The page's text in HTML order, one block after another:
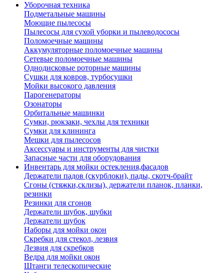
Уборочная техника
Подметальные машины
Моющие пылесосы
Пылесосы для сухой уборки и пылеводососы
Поломоечные машины
Аккумуляторные поломоечные машины
Сетевые поломоечные машины
Однодисковые роторные машины
Сушки для ковров, турбосушки
Мойки высокого давления
Парогенераторы
Озонаторы
Орбитальные машинки
Сумки, рюкзаки, чехлы для техники
Сумки для клининга
Мешки для пылесосов
Аксессуары и инструменты для чистки
Запасные части для оборудования
Инвентарь для мойки остекления,фасадов
Держатели падов (скурблоки), пады, скотч-брайт
Сгоны (стяжки,склизы), держатели планок, планки,
резинки
Резинки для сгонов
Держатели шубок, шубки
Держатели шубок
Наборы для мойки окон
Скребки для стекол, лезвия
Лезвия для скребков
Ведра для мойки окон
Штанги телескопические